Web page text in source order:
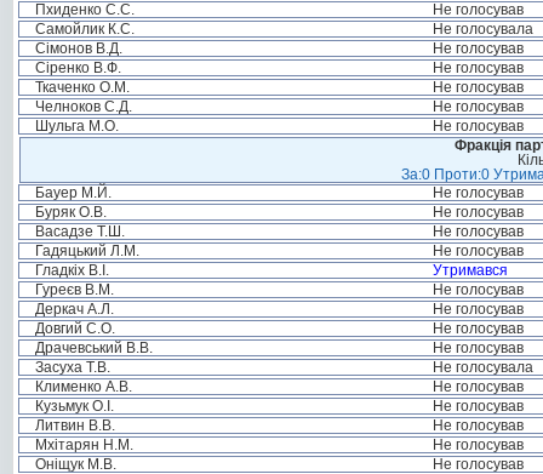
Пхиденко С.С.
Не голосував
Самойлик К.С.
Не голосувала
Сімонов В.Д.
Не голосував
Сіренко В.Ф.
Не голосував
Ткаченко О.М.
Не голосував
Челноков С.Д.
Не голосував
Шульга М.О.
Не голосував
Фракція
За:0 Проти:0
Бауер М.Й.
Не голосував
Буряк О.В.
Не голосував
Васадзе Т.Ш.
Не голосував
Гадяцький Л.М.
Не голосував
Гладкіх В.І.
Утримався
Гуреєв В.М.
Не голосував
Деркач А.Л.
Не голосував
Довгий С.О.
Не голосував
Драчевський В.В.
Не голосував
Засуха Т.В.
Не голосувала
Клименко А.В.
Не голосував
Кузьмук О.І.
Не голосував
Литвин В.В.
Не голосував
Мхітарян Н.М.
Не голосував
Оніщук М.В.
Не голосував